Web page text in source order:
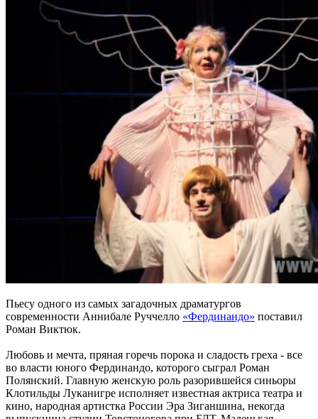
Пьесу одного из самых загадочных драматургов
современности Аннибале Руччелло «Фердинандо» поставил
Роман Виктюк.
Любовь и мечта, пряная горечь порока и сладость греха - все
во власти юного Фердинандо, которого сыграл Роман
Полянский. Главную женскую роль разорившейся синьоры
Клотильды Луканигре исполняет известная актриса театра и
кино, народная артистка России Эра Зиганшина, некогда